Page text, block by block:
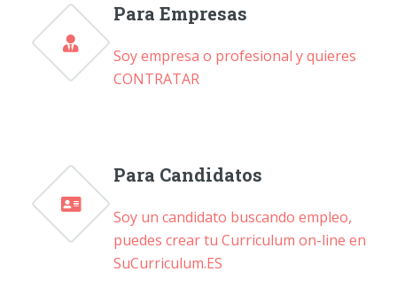
Para Empresas
Soy empresa o profesional y quieres
CONTRATAR
Para Candidatos
Soy un candidato buscando empleo,
puedes crear tu Curriculum on-line en
SuCurriculum.ES